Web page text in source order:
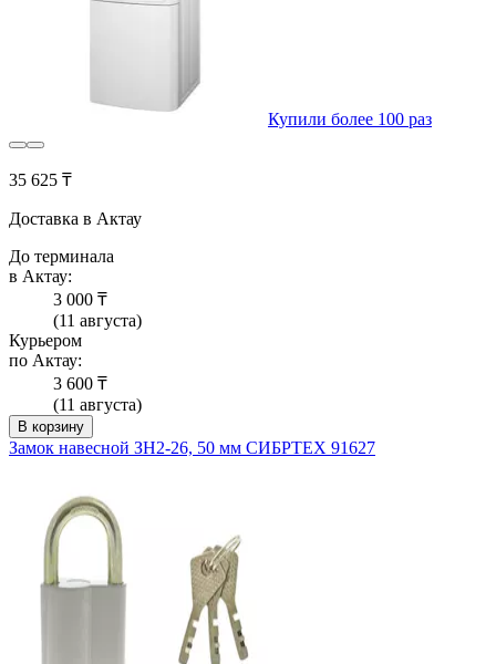
Купили более 100 раз
35 625 ₸
Доставка в Актау
До терминала
в Актау:
3 000 ₸
(11 августа)
Курьером
по Актау:
3 600 ₸
(11 августа)
В корзину
Замок навесной ЗН2-26, 50 мм СИБРТЕХ 91627